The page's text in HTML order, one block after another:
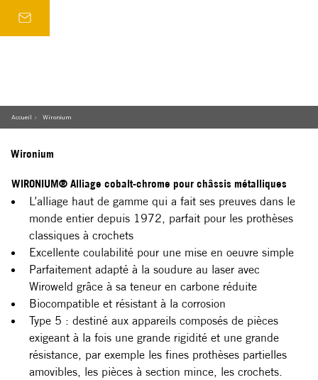
Wironium
WIRONIUM® Alliage cobalt-chrome pour châssis métalliques
L’alliage haut de gamme qui a fait ses preuves dans le
monde entier depuis 1972, parfait pour les prothèses
classiques à crochets
Excellente coulabilité pour une mise en oeuvre simple
Parfaitement adapté à la soudure au laser avec
Wiroweld grâce à sa teneur en carbone réduite
Biocompatible et résistant à la corrosion
Type 5 : destiné aux appareils composés de pièces
exigeant à la fois une grande rigidité et une grande
résistance, par exemple les fines prothèses partielles
amovibles, les pièces à section mince, les crochets.
Accueil / Wironium